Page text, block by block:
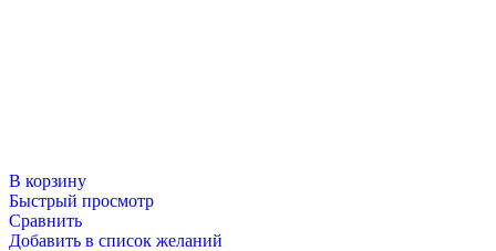
В корзину
Быстрый просмотр
Сравнить
Добавить в список желаний